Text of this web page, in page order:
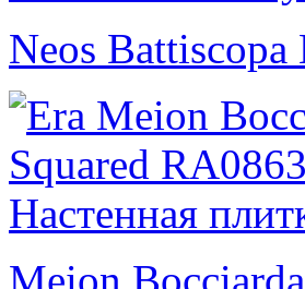
Neos Battiscopa